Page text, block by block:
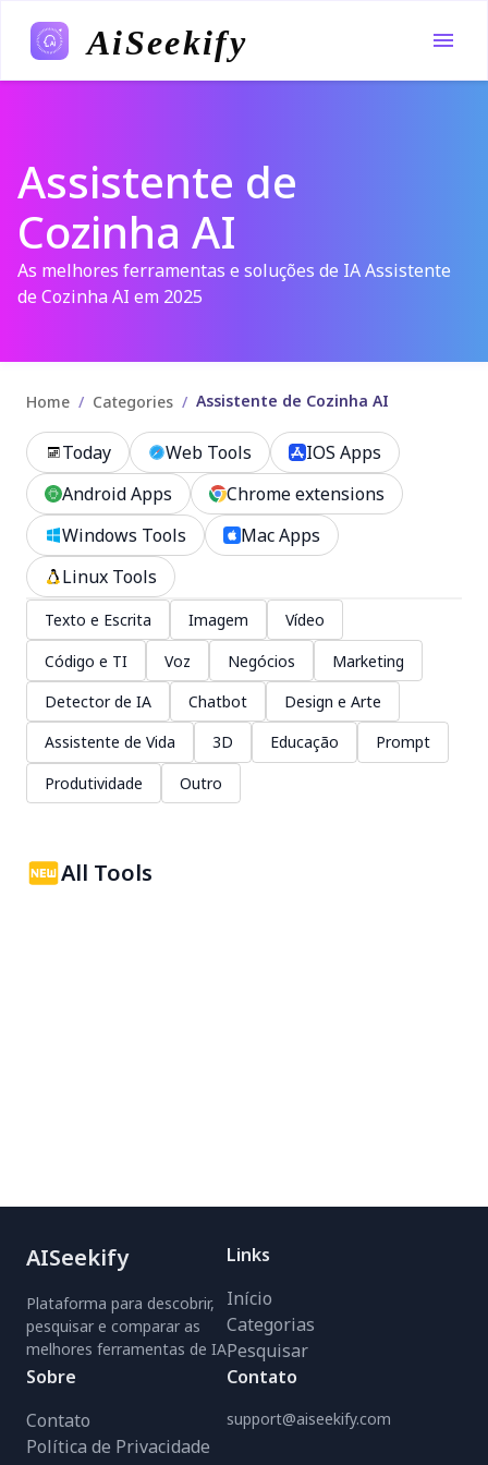
AiSeekify
Assistente de
Cozinha AI
As melhores ferramentas e soluções de IA Assistente
de Cozinha AI em 2025
Home / Categories / Assistente de Cozinha AI
Today Web Tools
IOS Apps
Android Apps
Chrome extensions
Windows Tools
Mac Apps
Linux Tools
Texto e Escrita Imagem
Vídeo
Código e TI
Voz Negócios
Marketing
Detector de IA
Chatbot
Design e Arte
Assistente de Vida
3D Educação
Prompt
Produtividade
Outro
All Tools
AISeekify
Plataforma para descobrir,
pesquisar e comparar as
melhores ferramentas de IA
Links
Início
Categorias
Pesquisar
Sobre
Contato
Política de Privacidade
Contato
support@aiseekify.com